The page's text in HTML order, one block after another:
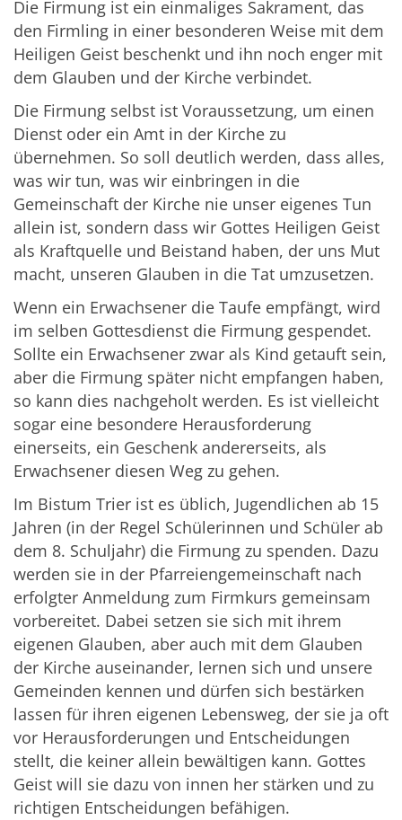
Die Firmung ist ein einmaliges Sakrament, das
den Firmling in einer besonderen Weise mit dem
Heiligen Geist beschenkt und ihn noch enger mit
dem Glauben und der Kirche verbindet.
Die Firmung selbst ist Voraussetzung, um einen
Dienst oder ein Amt in der Kirche zu
übernehmen. So soll deutlich werden, dass alles,
was wir tun, was wir einbringen in die
Gemeinschaft der Kirche nie unser eigenes Tun
allein ist, sondern dass wir Gottes Heiligen Geist
als Kraftquelle und Beistand haben, der uns Mut
macht, unseren Glauben in die Tat umzusetzen.
Wenn ein Erwachsener die Taufe empfängt, wird
im selben Gottesdienst die Firmung gespendet.
Sollte ein Erwachsener zwar als Kind getauft sein,
aber die Firmung später nicht empfangen haben,
so kann dies nachgeholt werden. Es ist vielleicht
sogar eine besondere Herausforderung
einerseits, ein Geschenk andererseits, als
Erwachsener diesen Weg zu gehen.
Im Bistum Trier ist es üblich, Jugendlichen ab 15
Jahren (in der Regel Schülerinnen und Schüler ab
dem 8. Schuljahr) die Firmung zu spenden. Dazu
werden sie in der Pfarreiengemeinschaft nach
erfolgter Anmeldung zum Firmkurs gemeinsam
vorbereitet. Dabei setzen sie sich mit ihrem
eigenen Glauben, aber auch mit dem Glauben
der Kirche auseinander, lernen sich und unsere
Gemeinden kennen und dürfen sich bestärken
lassen für ihren eigenen Lebensweg, der sie ja oft
vor Herausforderungen und Entscheidungen
stellt, die keiner allein bewältigen kann. Gottes
Geist will sie dazu von innen her stärken und zu
richtigen Entscheidungen befähigen.